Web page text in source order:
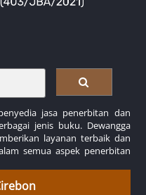
jasa penerbitan dan
jenis buku. Dewangga
layanan terbaik dan
semua aspek penerbitan